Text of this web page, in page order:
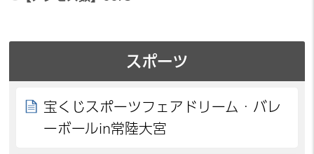
スポーツ
宝くじスポーツフェアドリーム・バレ
ーボールin常陸大宮